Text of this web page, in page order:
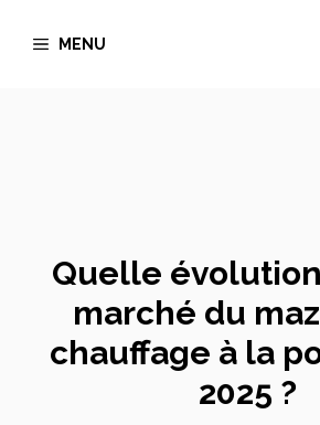
MENU
Quelle
marché du
chauffage à la
2025 ?